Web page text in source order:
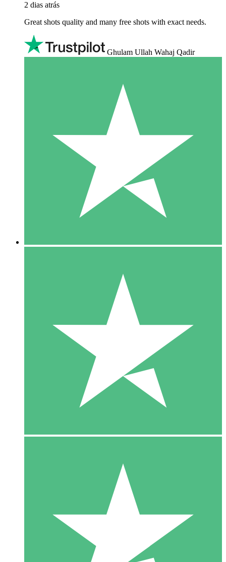
2 dias atrás
Great shots quality and many free shots with exact needs.
Ghulam Ullah Wahaj Qadir